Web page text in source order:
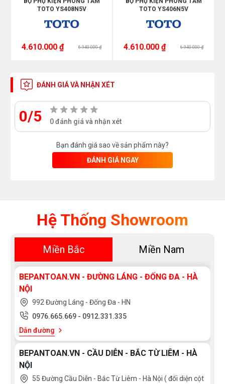
TOTO YS408N5V
4.610.000 ₫ 6.940.000 ₫
TOTO YS406N5V
4.610.000 ₫ 6.940.000 ₫
ĐÁNH GIÁ VÀ NHẬN XÉT
0/5 0 đánh giá và nhận xét
Bạn đánh giá sao về sản phẩm này?
ĐÁNH GIÁ NGAY
Hệ Thống Showroom
Miền Bắc Miền Nam
BEPANTOAN.VN - ĐƯỜNG LÁNG - ĐỐNG ĐA - HÀ
NỘI
992 Đường Láng - Đống Đa - HN
0976.665.669 - 0912.331.335
Dẫn đường
BEPANTOAN.VN - CẦU DIỄN - BẮC TỪ LIÊM - HÀ
NỘI
55 Đường Cầu Diễn - Bắc Từ Liêm - Hà Nội ( đối diện cột